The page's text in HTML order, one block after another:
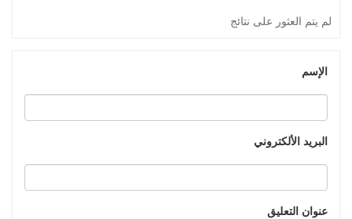
لم يتم العثور على نتائج
الإسم
البريد الألكتروني
عنوان التعليق